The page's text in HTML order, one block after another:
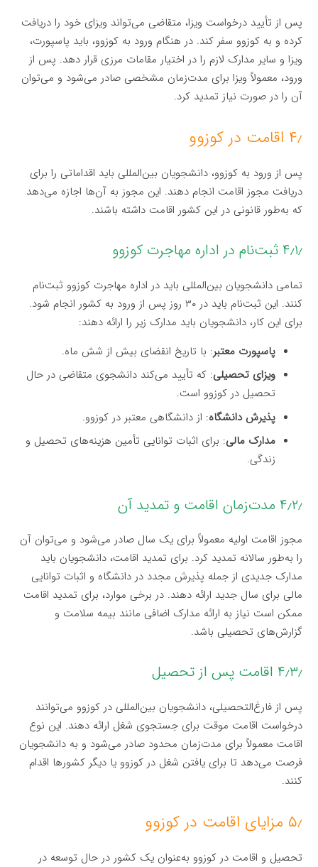
پس از تأیید درخواست ویزا، متقاضی می‌تواند ویزای خود را دریافت
کرده و به کوزوو سفر کند. در هنگام ورود به کوزوو، باید پاسپورت،
ویزا و سایر مدارک لازم را در اختیار مقامات مرزی قرار دهد. پس از
ورود، معمولاً ویزا برای مدت‌زمان مشخصی صادر می‌شود و می‌توان
آن را در صورت نیاز تمدید کرد.
۴٫ اقامت در کوزوو
پس از ورود به کوزوو، دانشجویان بین‌المللی باید اقداماتی را برای
دریافت مجوز اقامت انجام دهند. این مجوز به آن‌ها اجازه می‌دهد
که به‌طور قانونی در این کشور اقامت داشته باشند.
۴٫۱٫ ثبت‌نام در اداره مهاجرت کوزوو
تمامی دانشجویان بین‌المللی باید در اداره مهاجرت کوزوو ثبت‌نام
کنند. این ثبت‌نام باید در ۳۰ روز پس از ورود به کشور انجام شود.
برای این کار، دانشجویان باید مدارک زیر را ارائه دهند:
پاسپورت معتبر: با تاریخ انقضای بیش از شش ماه.
ویزای تحصیلی: که تأیید می‌کند دانشجوی متقاضی در حال
تحصیل در کوزوو است.
پذیرش دانشگاه: از دانشگاهی معتبر در کوزوو.
مدارک مالی: برای اثبات توانایی تأمین هزینه‌های تحصیل و
زندگی.
۴٫۲٫ مدت‌زمان اقامت و تمدید آن
مجوز اقامت اولیه معمولاً برای یک سال صادر می‌شود و می‌توان آن
را به‌طور سالانه تمدید کرد. برای تمدید اقامت، دانشجویان باید
مدارک جدیدی از جمله پذیرش مجدد در دانشگاه و اثبات توانایی
مالی برای سال جدید ارائه دهند. در برخی موارد، برای تمدید اقامت
ممکن است نیاز به ارائه مدارک اضافی مانند بیمه سلامت و
گزارش‌های تحصیلی باشد.
۴٫۳٫ اقامت پس از تحصیل
پس از فارغ‌التحصیلی، دانشجویان بین‌المللی در کوزوو می‌توانند
درخواست اقامت موقت برای جستجوی شغل ارائه دهند. این نوع
اقامت معمولاً برای مدت‌زمان محدود صادر می‌شود و به دانشجویان
فرصت می‌دهد تا برای یافتن شغل در کوزوو یا دیگر کشورها اقدام
کنند.
۵٫ مزایای اقامت در کوزوو
تحصیل و اقامت در کوزوو به‌عنوان یک کشور در حال توسعه در